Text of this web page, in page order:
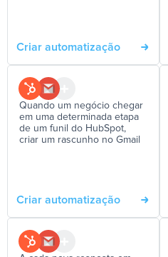
Criar automatização
Quando um negócio chegar
em uma determinada etapa
de um funil do HubSpot,
criar um rascunho no Gmail
Criar automatização